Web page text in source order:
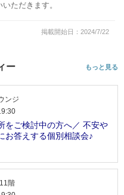
ただきます。
掲載開始日：2024/7/22
ー もっと見る
ンジ
をご検討中の方へ／ 不安や
お答えする個別相談会♪
階